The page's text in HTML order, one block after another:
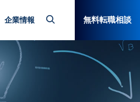
企業情報 無料転職相談